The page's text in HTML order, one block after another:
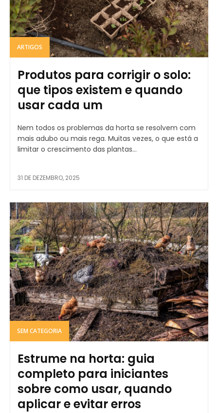
ARTIGOS
Produtos para corrigir o solo:
que tipos existem e quando
usar cada um
Nem todos os problemas da horta se resolvem com
mais adubo ou mais rega. Muitas vezes, o que está a
limitar o crescimento das plantas...
31 DE DEZEMBRO, 2025
SEM CATEGORIA
Estrume na horta: guia
completo para iniciantes
sobre como usar, quando
aplicar e evitar erros